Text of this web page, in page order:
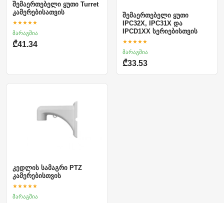
შემაერთებელი ყუთი Turret
კამერებისათვის
★★★★★
მარაგშია
₾41.34
შემაერთებელი ყუთი
IPC32X, IPC31X და
IPCD1XX სერიებისთვის
★★★★★
მარაგშია
₾33.53
კედლის სამაგრი PTZ
კამერებისთვის
★★★★★
მარაგშია